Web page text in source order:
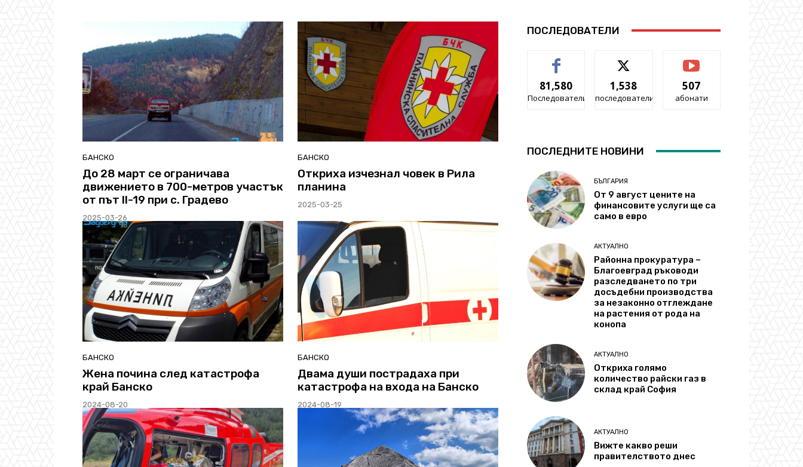
БАНСКО
До 28 март се ограничава
движението в 700-метров участък
от път II-19 при с. Градево
2025-03-26
БАНСКО
Oткриха изчезнал човек в Рила
планина
2025-03-25
БАНСКО
Жена почина след катастрофа
край Банско
2024-08-20
БАНСКО
Двама души пострадаха при
катастрофа на входа на Банско
2024-08-19
ПОСЛЕДОВАТЕЛИ
81,580
Последователи
1,538
последователи
507
абонати
ПОСЛЕДНИТЕ НОВИНИ
БЪЛГАРИЯ
От 9 август цените на
финансовите услуги ще са
само в евро
АКТУАЛНО
Районна прокуратура –
Благоевград ръководи
разследването по три
досъдебни производства
за незаконно отглеждане
на растения от рода на
конопа
АКТУАЛНО
Откриха голямо
количество райски газ в
склад край София
АКТУАЛНО
Вижте какво реши
правителството днес